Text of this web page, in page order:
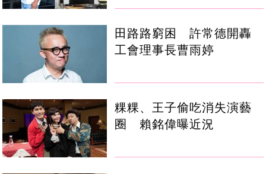
田路路窮困 許常德開轟
工會理事長曹雨婷
粿粿、王子偷吃消失演藝
圈 賴銘偉曝近況